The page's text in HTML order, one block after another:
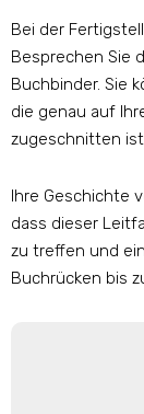
Bei der
Besprechen Sie
Buchbinder. Sie
die genau auf
zugeschnitten
Ihre Geschichte
dass dieser
zu treffen und
Buchrücken bis